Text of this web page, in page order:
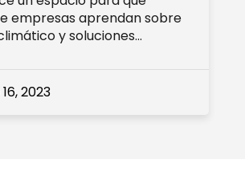
empresas aprendan sobre
y soluciones…
2023